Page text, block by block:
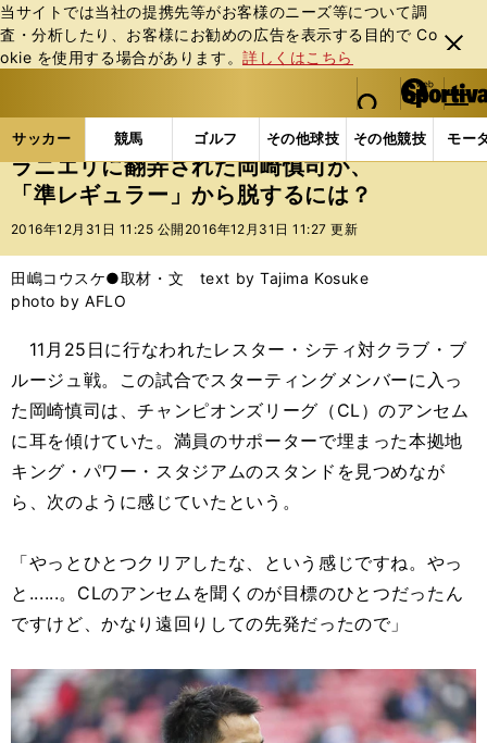
当サイトでは当社の提携先等がお客様のニーズ等について調
査・分析したり、お客様にお勧めの広告を表⽰する⽬的で Co
okie を使⽤する場合があります。詳しくはこちら
閉じ
る
web Sportiva (webスポルティーバ)
検索
マイペ
ー
ジ
メニュ
サッカー 競馬 ゴルフ その他球技 その他競技 モー
ス
ポ
ル
バ
サッカーの記事一覧 海外サッカー 海外サッカー
ラニエリに翻弄された岡崎慎司が、
「準レギュラー」から脱するには？
2016年12月31日 11:25 公開 2016年12月31日 11:27 更新
田嶋コウスケ●取材・文 text by Tajima Kosuke
photo by AFLO
11月25日に行なわれたレスター・シティ対クラブ・ブ
ルージュ戦。この試合でスターティングメンバーに入っ
た岡崎慎司は、チャンピオンズリーグ（CL）のアンセム
に耳を傾けていた。満員のサポーターで埋まった本拠地
キング・パワー・スタジアムのスタンドを見つめなが
ら、次のように感じていたという。
「やっとひとつクリアしたな、という感じですね。やっ
と......。CLのアンセムを聞くのが目標のひとつだったん
ですけど、かなり遠回りしての先発だったので」